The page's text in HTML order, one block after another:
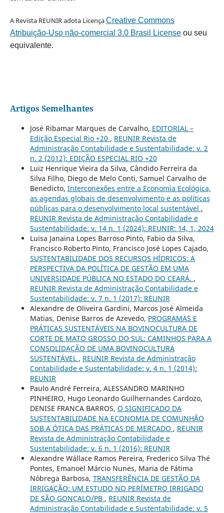
A Revista REUNIR adota LicençaCreative Commons
Atribuição-Uso não-comercial 3.0 Brasil Licenseou seu
equivalente.
Artigos Semelhantes
José Ribamar Marques de Carvalho, EDITORIAL –
Edição Especial Rio +20 , REUNIR Revista de
Administração Contabilidade e Sustentabilidade: v. 2
n. 2 (2012): EDIÇÃO ESPECIAL RIO +20
Luiz Henrique Vieira da Silva, Cândido Ferreira da
Silva Filho, Diego de Melo Conti, Samuel Carvalho de
Benedicto, Interconexões entre a Economia Ecológica,
as agendas globais de desenvolvimento e as políticas
públicas para o desenvolvimento local sustentável ,
REUNIR Revista de Administração Contabilidade e
Sustentabilidade: v. 14 n. 1 (2024): REUNIR: 14, 1, 2024
Luisa Janaina Lopes Barroso Pinto, Fabio da Silva,
Francisco Roberto Pinto, Francisco José Lopes Cajado,
SUSTENTABILIDADE DOS RECURSOS HÍDRICOS: A
PERSPECTIVA DA POLÍTICA DE GESTÃO EM UMA
UNIVERSIDADE PÚBLICA NO ESTADO DO CEARÁ. ,
REUNIR Revista de Administração Contabilidade e
Sustentabilidade: v. 7 n. 1 (2017): REUNIR
Alexandre de Oliveira Gardini, Marcos José Almeida
Matias, Denise Barros de Azevedo, PROGRAMAS E
PRÁTICAS SUSTENTÁVEIS NA BOVINOCULTURA DE
CORTE DE MATO GROSSO DO SUL: CAMINHOS PARA A
CONSOLIDAÇÃO DE UMA BOVINOCULTURA
SUSTENTÁVEL , REUNIR Revista de Administração
Contabilidade e Sustentabilidade: v. 4 n. 1 (2014):
REUNIR
Paulo André Ferreira, ALESSANDRO MARINHO
PINHEIRO, Hugo Leonardo Guilhernandes Cardozo,
DENISE FRANCA BARROS, O SIGNIFICADO DA
SUSTENTABILIDADE NA ECONOMIA DE COMUNHÃO
SOB A ÓTICA DAS PRÁTICAS DE MERCADO , REUNIR
Revista de Administração Contabilidade e
Sustentabilidade: v. 6 n. 1 (2016): REUNIR
Alexandre Wállace Ramos Pereira, Frederico Silva Thé
Pontes, Emanoel Márcio Nunes, Maria de Fátima
Nóbrega Barbosa, TRANSFERÊNCIA DE GESTÃO DA
IRRIGAÇÃO: UM ESTUDO NO PERÍMETRO IRRIGADO
DE SÃO GONÇALO/PB , REUNIR Revista de
Administração Contabilidade e Sustentabilidade: v. 5